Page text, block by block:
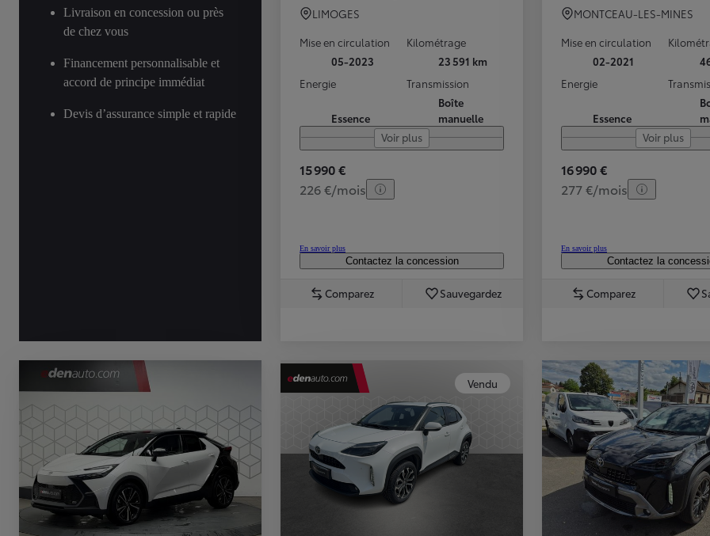
TOYOTA C-HR
HYBRIDE OU HYBRIDE RECHARGEABLE
Livraison en concession ou près
de chez vous
Financement personnalisable et
accord de principe immédiat
Devis d’assurance simple et rapide
LIMOGES
Mise en circulation
05-2023
Kilométrage
23 591 km
Energie
Essence
Transmission
Boîte
manuelle
Voir plus
15 990 €
226 €/mois
En savoir plus
Contactez la concession
Comparez Sauvegardez
MONTCEAU-LES-MINES
Mise en circulation
02-2021
Energie
Essence
Voir plus
16 990 €
277 €/mois
En savoir plus
Contactez la
Comparez
Vendu